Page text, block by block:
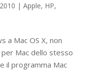
| Apple, HP,
a Mac OS X, non
Mac dello stesso
il programma Mac